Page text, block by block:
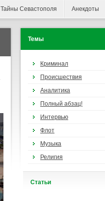
Тайны Севастополя Анекдоты
Темы
Криминал
Происшествия
Аналитика
Полный абзац!
Интервью
Флот
Музыка
Религия
Cтатьи